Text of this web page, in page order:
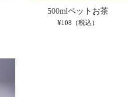
500mlペットお茶
¥108（税込）